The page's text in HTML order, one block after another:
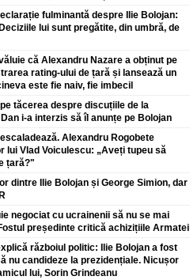
fulminantă despre Ilie Bolojan:
lui sunt pregătite, din umbră, de
că Alexandru Nazare a obținut pe
rating-ului de țară și lansează un
este fie naiv, fie imbecil
tăcerea despre discuțiile de la
i-a interzis să îl anunțe pe Bolojan
Alexandru Rogobete
lui Vlad Voiculescu: „Aveți tupeu să
țară?"
dintre Ilie Bolojan și George Simion, dar
negociat cu ucrainenii să nu se mai
președinte critică achizițiile Armatei
războiul politic: Ilie Bolojan a fost
nu candideze la prezidențiale. Nicușor
lui, Sorin Grindeanu